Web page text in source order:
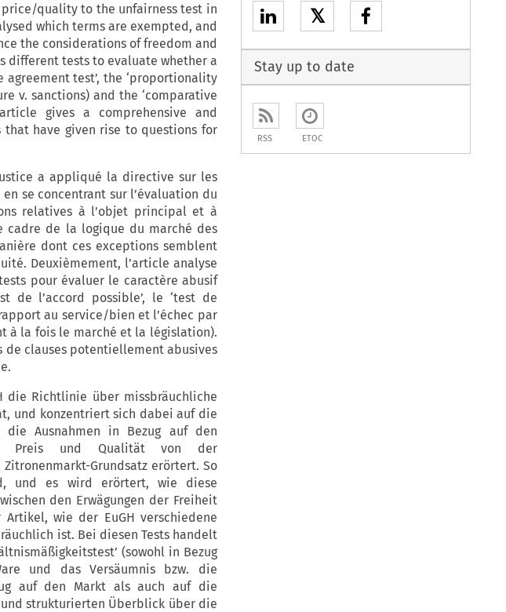
quality to the unfairness test in
which terms are exempted, and
the considerations of freedom and
different tests to evaluate whether a
test’, the ‘proportionality
v. sanctions) and the ‘comparative
gives a comprehensive and
have given rise to questions for
a appliqué la directive sur les
se concentrant sur l’évaluation du
relatives à l’objet principal et à
de la logique du marché des
dont ces exceptions semblent
Deuxièmement, l’article analyse
pour évaluer le caractère abusif
de l’accord possible’, le ‘test de
au service/bien et l’échec par
à la fois le marché et la législation).
de clauses potentiellement abusives
die Richtlinie über missbräuchliche
und konzentriert sich dabei auf die
die Ausnahmen in Bezug auf den
Preis und Qualität von der
Grundsatz erörtert. So
und es wird erörtert, wie diese
den Erwägungen der Freiheit
wie der EuGH verschiedene
ist. Bei diesen Tests handelt
(sowohl in Bezug
und das Versäumnis bzw. die
auf den Markt als auch auf die
strukturierten Überblick über die
𝕏
Stay up to date
RSS ETOC